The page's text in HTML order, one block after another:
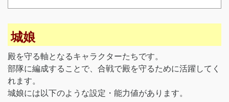
城娘
殿を守る軸となるキャラクターたちです。
部隊に編成することで、合戦で殿を守るために活躍してく
れます。
城娘には以下のような設定・能力値があります。